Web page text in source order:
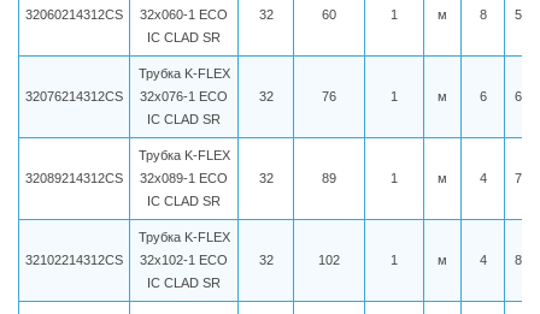
32060214312CS
32x060-1 ECO
IC CLAD SR
32 60 1 м 8
32076214312CS
Трубка K-FLEX
32x076-1 ECO
IC CLAD SR
32 76 1 м 6
32089214312CS
Трубка K-FLEX
32x089-1 ECO
IC CLAD SR
32 89 1 м 4
32102214312CS
Трубка K-FLEX
32x102-1 ECO
IC CLAD SR
32 102 1 м 4